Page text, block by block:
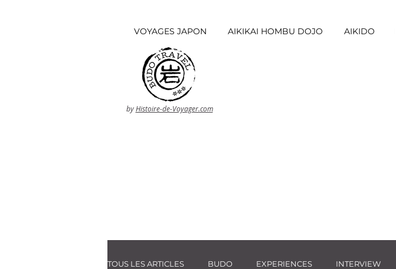
VOYAGES JAPON AIKIKAI HOMBU DOJO AIKIDO
byHistoire-de-Voyager.com
TOUS LES ARTICLES BUDO EXPERIENCES INTERVIEW